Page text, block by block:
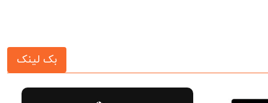
بک لینک